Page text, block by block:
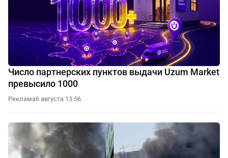
Число партнерских пунктов выдачи Uzum Market
превысило 1000
Реклама6 августа 13:56